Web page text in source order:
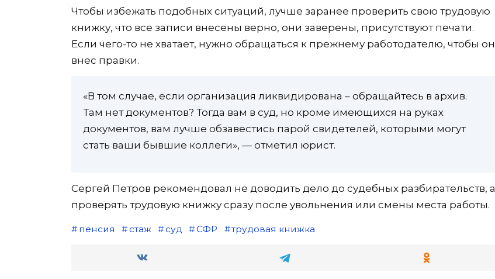
Чтобы избежать подобных ситуаций, лучше заранее проверить свою трудовую
книжку, что все записи внесены верно, они заверены, присутствуют печати.
Если чего-то не хватает, нужно обращаться к прежнему работодателю, чтобы он
внес правки.
«В том случае, если организация ликвидирована – обращайтесь в архив.
Там нет документов? Тогда вам в суд, но кроме имеющихся на руках
документов, вам лучше обзавестись парой свидетелей, которыми могут
стать ваши бывшие коллеги», — отметил юрист.
Сергей Петров рекомендовал не доводить дело до судебных разбирательств, а
проверять трудовую книжку сразу после увольнения или смены места работы.
пенсия стаж суд СФР трудовая книжка